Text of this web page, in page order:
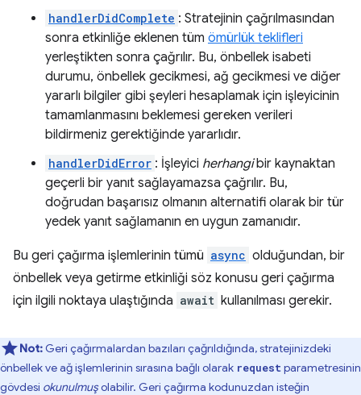
handlerDidComplete : Stratejinin çağrılmasından
sonra etkinliğe eklenen tüm ömürlük teklifleri
yerleştikten sonra çağrılır. Bu, önbellek isabeti
durumu, önbellek gecikmesi, ağ gecikmesi ve diğer
yararlı bilgiler gibi şeyleri hesaplamak için işleyicinin
tamamlanmasını beklemesi gereken verileri
bildirmeniz gerektiğinde yararlıdır.
handlerDidError : İşleyici herhangibir kaynaktan
geçerli bir yanıt sağlayamazsa çağrılır. Bu,
doğrudan başarısız olmanın alternatifi olarak bir tür
yedek yanıt sağlamanın en uygun zamanıdır.
Bu geri çağırma işlemlerinin tümü async olduğundan, bir
önbellek veya getirme etkinliği söz konusu geri çağırma
için ilgili noktaya ulaştığında await kullanılması gerekir.
Not: Geri çağırmalardan bazıları çağrıldığında, stratejinizdeki
önbellek ve ağ işlemlerinin sırasına bağlı olarak request parametresinin
gövdesi okunulmuşolabilir. Geri çağırma kodunuzdan isteğin